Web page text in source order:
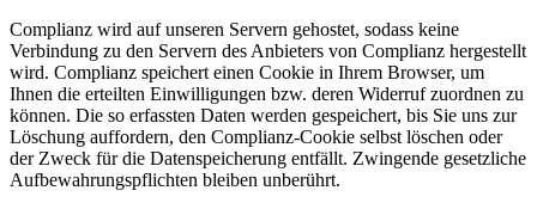
Complianz wird auf unseren Servern gehostet, sodass keine
Verbindung zu den Servern des Anbieters von Complianz hergestellt
wird. Complianz speichert einen Cookie in Ihrem Browser, um
Ihnen die erteilten Einwilligungen bzw. deren Widerruf zuordnen zu
können. Die so erfassten Daten werden gespeichert, bis Sie uns zur
Löschung auffordern, den Complianz-Cookie selbst löschen oder
der Zweck für die Datenspeicherung entfällt. Zwingende gesetzliche
Aufbewahrungspflichten bleiben unberührt.